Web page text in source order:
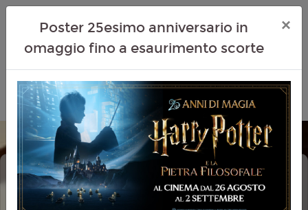
DRAGON TRAINER
Poster 25esimo anniversario in
omaggio fino a esaurimento scorte
×